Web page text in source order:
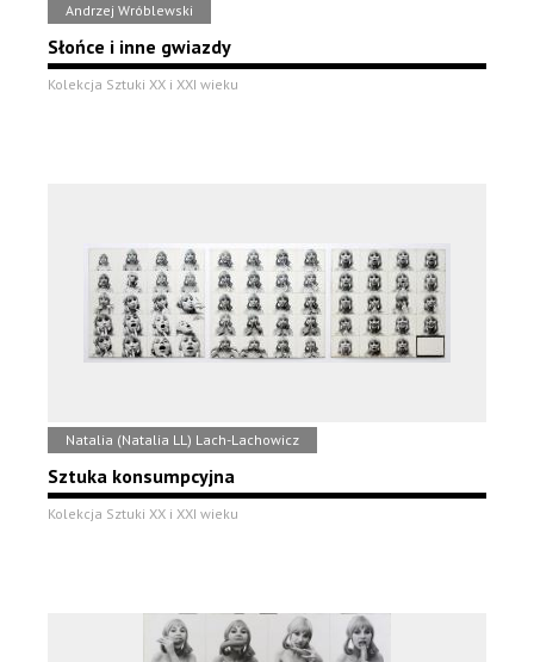
Andrzej Wróblewski
Słońce i inne gwiazdy
Kolekcja Sztuki XX i XXI wieku
Natalia (Natalia LL) Lach-Lachowicz
Sztuka konsumpcyjna
Kolekcja Sztuki XX i XXI wieku